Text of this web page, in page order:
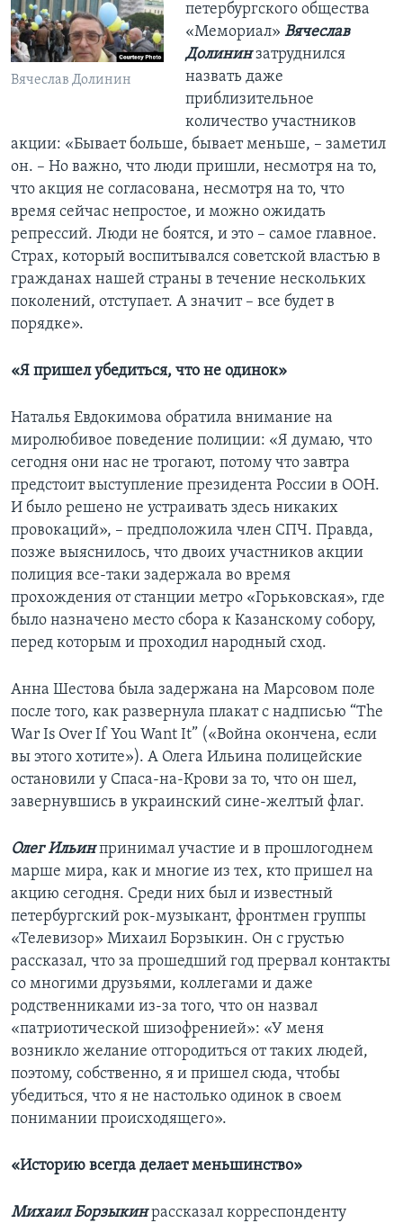
Вячеслав Долинин
петербургского общества
«Мемориал» Вячеслав
Долининзатруднился
назвать даже
приблизительное
количество участников
акции: «Бывает больше, бывает меньше, – заметил
он. – Но важно, что люди пришли, несмотря на то,
что акция не согласована, несмотря на то, что
время сейчас непростое, и можно ожидать
репрессий. Люди не боятся, и это – самое главное.
Страх, который воспитывался советской властью в
гражданах нашей страны в течение нескольких
поколений, отступает. А значит – все будет в
порядке».
«Я пришел убедиться, что не одинок»
Наталья Евдокимова обратила внимание на
миролюбивое поведение полиции: «Я думаю, что
сегодня они нас не трогают, потому что завтра
предстоит выступление президента России в ООН.
И было решено не устраивать здесь никаких
провокаций», – предположила член СПЧ. Правда,
позже выяснилось, что двоих участников акции
полиция все-таки задержала во время
прохождения от станции метро «Горьковская», где
было назначено место сбора к Казанскому собору,
перед которым и проходил народный сход.
Анна Шестова была задержана на Марсовом поле
после того, как развернула плакат с надписью “The
War Is Over If You Want It” («Война окончена, если
вы этого хотите»). А Олега Ильина полицейские
остановили у Спаса-на-Крови за то, что он шел,
завернувшись в украинский сине-желтый флаг.
Олег Ильинпринимал участие и в прошлогоднем
марше мира, как и многие из тех, кто пришел на
акцию сегодня. Среди них был и известный
петербургский рок-музыкант, фронтмен группы
«Телевизор» Михаил Борзыкин. Он с грустью
рассказал, что за прошедший год прервал контакты
со многими друзьями, коллегами и даже
родственниками из-за того, что он назвал
«патриотической шизофренией»: «У меня
возникло желание отгородиться от таких людей,
поэтому, собственно, я и пришел сюда, чтобы
убедиться, что я не настолько одинок в своем
понимании происходящего».
«Историю всегда делает меньшинство»
Михаил Борзыкинрассказал корреспонденту